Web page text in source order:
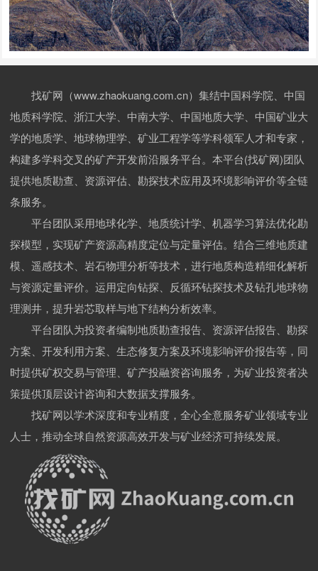
找矿网（www.zhaokuang.com.cn）集结中国科学院、中国
地质科学院、浙江大学、中南大学、中国地质大学、中国矿业大
学的地质学、地球物理学、矿业工程学等学科领军人才和专家，
构建多学科交叉的矿产开发前沿服务平台。本平台(找矿网)团队
提供地质勘查、资源评估、勘探技术应用及环境影响评价等全链
条服务。
平台团队采用地球化学、地质统计学、机器学习算法优化勘
探模型，实现矿产资源高精度定位与定量评估。结合三维地质建
模、遥感技术、岩石物理分析等技术，进行地质构造精细化解析
与资源定量评价。运用定向钻探、反循环钻探技术及钻孔地球物
理测井，提升岩芯取样与地下结构分析效率。
平台团队为投资者编制地质勘查报告、资源评估报告、勘探
方案、开发利用方案、生态修复方案及环境影响评价报告等，同
时提供矿权交易与管理、矿产投融资咨询服务，为矿业投资者决
策提供顶层设计咨询和大数据支撑服务。
找矿网以学术深度和专业精度，全心全意服务矿业领域专业
人士，推动全球自然资源高效开发与矿业经济可持续发展。